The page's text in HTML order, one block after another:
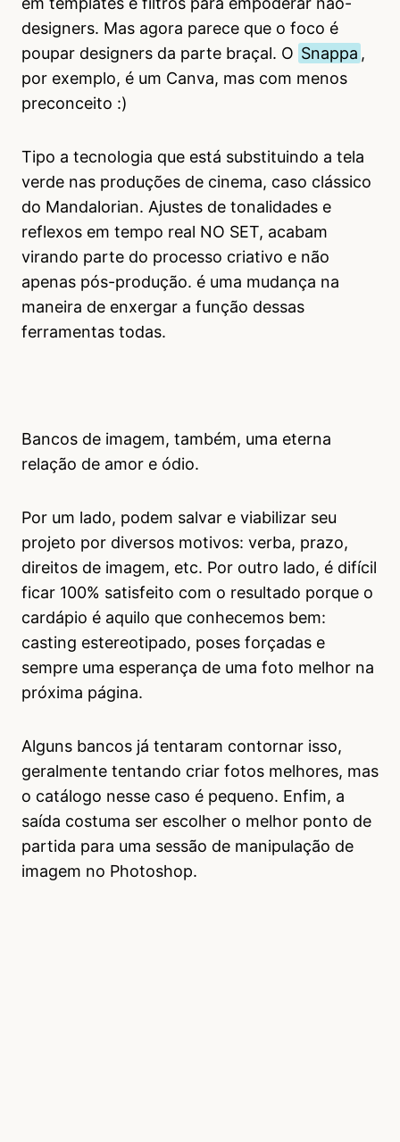
designers. Mas agora parece que o foco é
poupar designers da parte braçal. O Snappa ,
por exemplo, é um Canva, mas com menos
preconceito :)
Tipo a tecnologia que está substituindo a tela
verde nas produções de cinema, caso clássico
do Mandalorian. Ajustes de tonalidades e
reflexos em tempo real NO SET, acabam
virando parte do processo criativo e não
apenas pós-produção. é uma mudança na
maneira de enxergar a função dessas
ferramentas todas.
Bancos de imagem, também, uma eterna
relação de amor e ódio.
Por um lado, podem salvar e viabilizar seu
projeto por diversos motivos: verba, prazo,
direitos de imagem, etc. Por outro lado, é difícil
ficar 100% satisfeito com o resultado porque o
cardápio é aquilo que conhecemos bem:
casting estereotipado, poses forçadas e
sempre uma esperança de uma foto melhor na
próxima página.
Alguns bancos já tentaram contornar isso,
geralmente tentando criar fotos melhores, mas
o catálogo nesse caso é pequeno. Enfim, a
saída costuma ser escolher o melhor ponto de
partida para uma sessão de manipulação de
imagem no Photoshop.